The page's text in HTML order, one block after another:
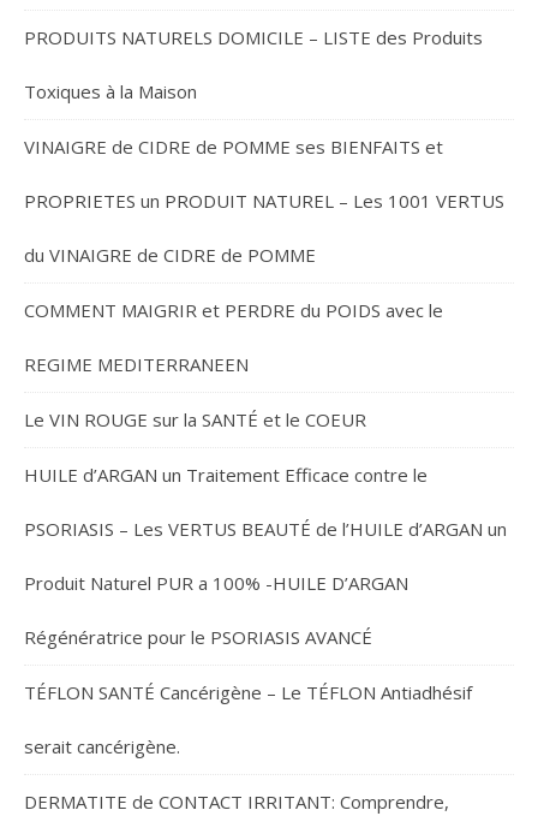
PRODUITS NATURELS DOMICILE – LISTE des Produits
Toxiques à la Maison
VINAIGRE de CIDRE de POMME ses BIENFAITS et
PROPRIETES un PRODUIT NATUREL – Les 1001 VERTUS
du VINAIGRE de CIDRE de POMME
COMMENT MAIGRIR et PERDRE du POIDS avec le
REGIME MEDITERRANEEN
Le VIN ROUGE sur la SANTÉ et le COEUR
HUILE d’ARGAN un Traitement Efficace contre le
PSORIASIS – Les VERTUS BEAUTÉ de l’HUILE d’ARGAN un
Produit Naturel PUR a 100% -HUILE D’ARGAN
Régénératrice pour le PSORIASIS AVANCÉ
TÉFLON SANTÉ Cancérigène – Le TÉFLON Antiadhésif
serait cancérigène.
DERMATITE de CONTACT IRRITANT: Comprendre,